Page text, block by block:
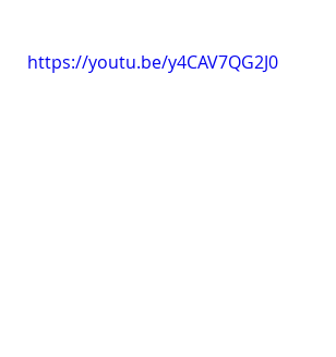
https://youtu.be/y4CAV7QG2J0